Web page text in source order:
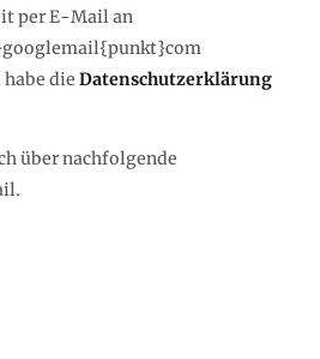
per E-Mail an
die Datenschutzerklärung
über nachfolgende